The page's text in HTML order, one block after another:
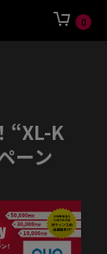
0
“XL-K
ーン